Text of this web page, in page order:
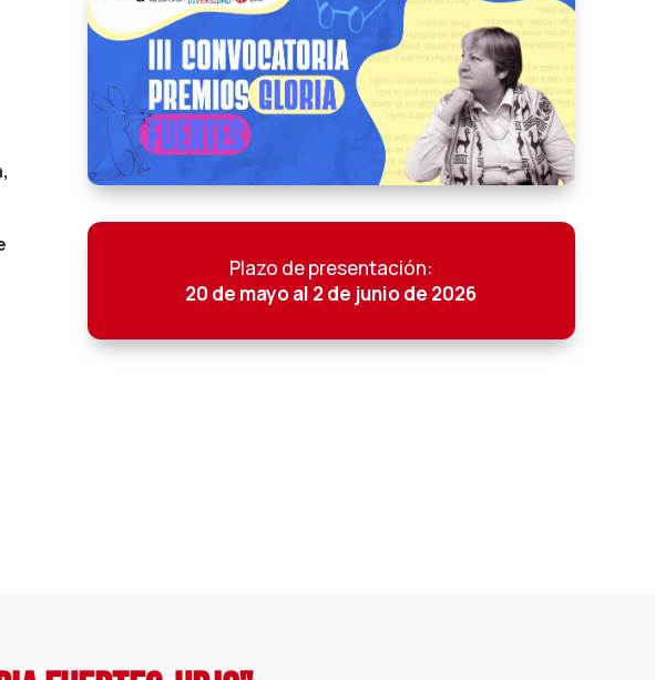
Plazo de presentación:
20 de mayo al 2 de junio de 2026